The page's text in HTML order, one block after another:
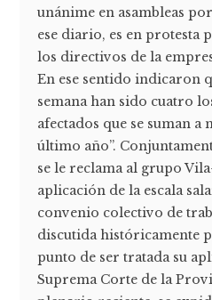
unánime en asambleas
ese diario, es en protesta
los directivos de la
En ese sentido indicaron
semana han sido cuatro
afectados que se suman a
último año”.
se le reclama al grupo
aplicación de la escala
convenio colectivo de
discutida históricamente
punto de ser tratada su
Suprema Corte de la